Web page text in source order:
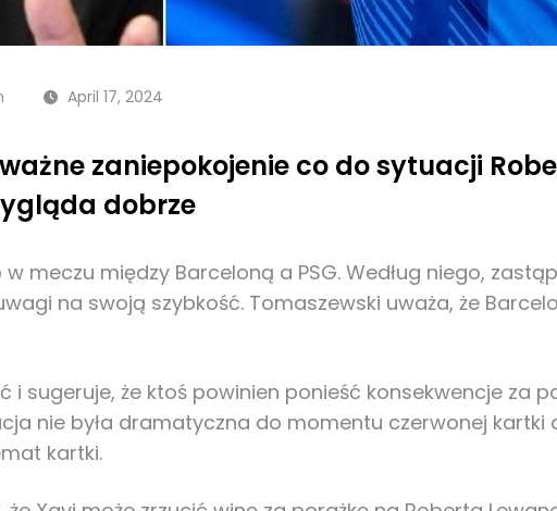
April 17, 2024
zaniepokojenie co do sytuacji
dobrze
meczu między Barceloną a PSG. Według niego,
na swoją szybkość. Tomaszewski uważa, że
i sugeruje, że ktoś powinien ponieść konsekwencje za
nie była dramatyczna do momentu czerwonej kartki
kartki.